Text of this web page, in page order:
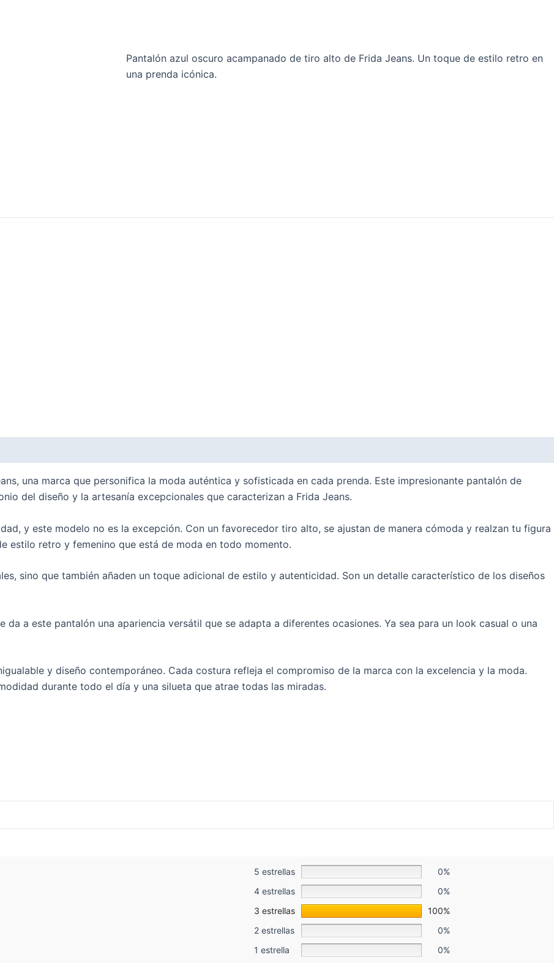
Pantalón azul oscuro acampanado de tiro alto de Frida Jeans. Un toque de estilo retro en
una prenda icónica.
una marca que personifica la moda auténtica y sofisticada en cada prenda. Este impresionante pantalón de
del diseño y la artesanía excepcionales que caracterizan a Frida Jeans.
y este modelo no es la excepción. Con un favorecedor tiro alto, se ajustan de manera cómoda y realzan tu figura
estilo retro y femenino que está de moda en todo momento.
sino que también añaden un toque adicional de estilo y autenticidad. Son un detalle característico de los diseños
a este pantalón una apariencia versátil que se adapta a diferentes ocasiones. Ya sea para un look casual o una
y diseño contemporáneo. Cada costura refleja el compromiso de la marca con la excelencia y la moda.
durante todo el día y una silueta que atrae todas las miradas.
5 estrellas
0%
4 estrellas
0%
3 estrellas
100%
2 estrellas
0%
1 estrella
0%